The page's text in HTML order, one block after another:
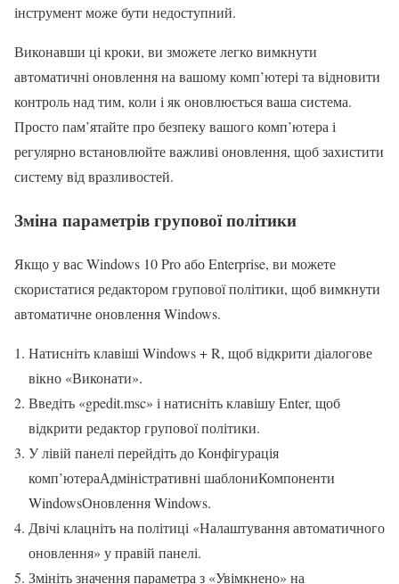
інструмент може бути недоступний.
Виконавши ці кроки, ви зможете легко вимкнути
автоматичні оновлення на вашому комп’ютері та відновити
контроль над тим, коли і як оновлюється ваша система.
Просто пам’ятайте про безпеку вашого комп’ютера і
регулярно встановлюйте важливі оновлення, щоб захистити
систему від вразливостей.
Зміна параметрів групової політики
Якщо у вас Windows 10 Pro або Enterprise, ви можете
скористатися редактором групової політики, щоб вимкнути
автоматичне оновлення Windows.
Натисніть клавіші Windows + R, щоб відкрити діалогове
вікно «Виконати».
Введіть «gpedit.msc» і натисніть клавішу Enter, щоб
відкрити редактор групової політики.
У лівій панелі перейдіть до Конфігурація
комп’ютераАдміністративні шаблониКомпоненти
WindowsОновлення Windows.
Двічі клацніть на політиці «Налаштування автоматичного
оновлення» у правій панелі.
Змініть значення параметра з «Увімкнено» на